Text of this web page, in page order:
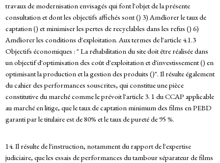
travaux de modernisation envisagés qui font l'objet de la présente
consultation et dont les objectifs affichés sont () 3) Améliorer le taux de
captation () et minimiser les pertes de recyclables dans les refus () 6)
Améliorer les conditions d'exploitation. Aux termes de l'article 4.1.3
Objectifs économiques : " La réhabilitation du site doit être réalisée dans
un objectif d'optimisation des coût d'exploitation et d'investissement () en
optimisant la production et la gestion des produits ()". Il résulte également
du cahier des performances souscrites, qui constitue une pièce
constitutive du marché comme le prévoit l'article 3. 1 du CCAP applicable
au marché en litige, que le taux de captation minimum des films en PEBD
garanti par le titulaire est de 80% et le taux de pureté de 95 %.
14. Il résulte de l'instruction, notamment du rapport de l'expertise
judiciaire, que les essais de performances du tambour séparateur de films